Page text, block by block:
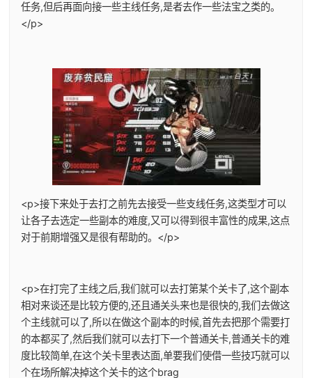
任务,但后再面向接一些主线任务,是者去作一些法宝之类的。
</p>
<p>接下来处于去打之前先去接受一些支线任务,这类型才可以
让各子去选定一些副本的难度,又可以得到很丰富性的成果,这点
对于前期增强又是很有帮助的。</p>
<p>在打完了主线之后,我们就可以去打第某个关卡了,这个副本
相对来谈还是比较方便的,还且通关头来也是很快的,我们去做这
个主线就可以了,所以在做这个副本的时候,首先去把那个需要打
的本都买了,然后我们就可以去打下一个普通关卡,普通关卡的难
度比较简单,在这个关卡里表达面,单要我们使借一些技巧就可以
个在场所解决掉这个关卡的这个brag